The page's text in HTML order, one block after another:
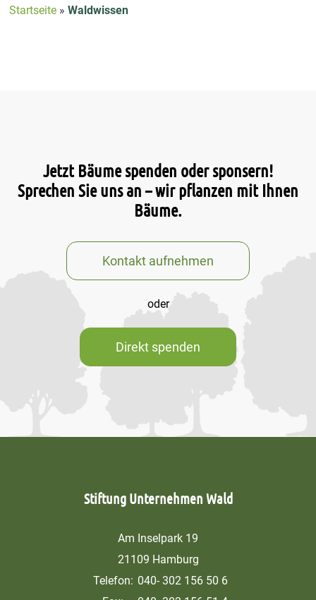
Startseite »Waldwissen
Jetzt Bäume spenden oder sponsern!
Sprechen Sie uns an – wir pflanzen mit Ihnen
Bäume.
Kontakt aufnehmen
oder
Direkt spenden
Stiftung Unternehmen Wald
Am Inselpark 19
21109 Hamburg
Telefon: 040- 302 156 50 6